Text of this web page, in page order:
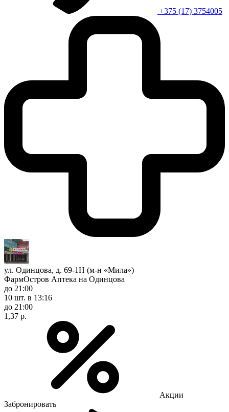
+375 (17) 3754005
ул. Одинцова, д. 69-1Н (м-н «Мила»)
ФармОстров Аптека на Одинцова
до 21:00
10 шт. в 13:16
до 21:00
1,37 р.
Акции
Забронировать